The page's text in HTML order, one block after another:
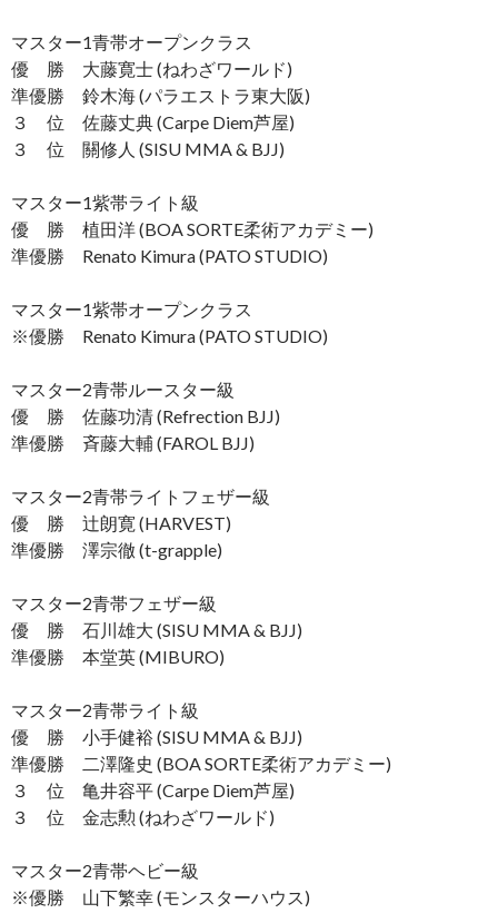
マスター1青帯オープンクラス
優 勝 大藤寛士 (ねわざワールド)
準優勝 鈴木海 (パラエストラ東大阪)
３ 位 佐藤丈典 (Carpe Diem芦屋)
３ 位 關修人 (SISU MMA & BJJ)
マスター1紫帯ライト級
優 勝 植田洋 (BOA SORTE柔術アカデミー)
準優勝 Renato Kimura (PATO STUDIO)
マスター1紫帯オープンクラス
※優勝 Renato Kimura (PATO STUDIO)
マスター2青帯ルースター級
優 勝 佐藤功清 (Refrection BJJ)
準優勝 斉藤大輔 (FAROL BJJ)
マスター2青帯ライトフェザー級
優 勝 辻朗寛 (HARVEST)
準優勝 澤宗徹 (t-grapple)
マスター2青帯フェザー級
優 勝 石川雄大 (SISU MMA & BJJ)
準優勝 本堂英 (MIBURO)
マスター2青帯ライト級
優 勝 小手健裕 (SISU MMA & BJJ)
準優勝 二澤隆史 (BOA SORTE柔術アカデミー)
３ 位 亀井容平 (Carpe Diem芦屋)
３ 位 金志勲 (ねわざワールド)
マスター2青帯ヘビー級
※優勝 山下繁幸 (モンスターハウス)